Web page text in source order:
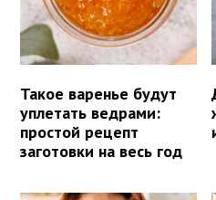
Такое варенье будут
уплетать ведрами:
простой рецепт
заготовки на весь год